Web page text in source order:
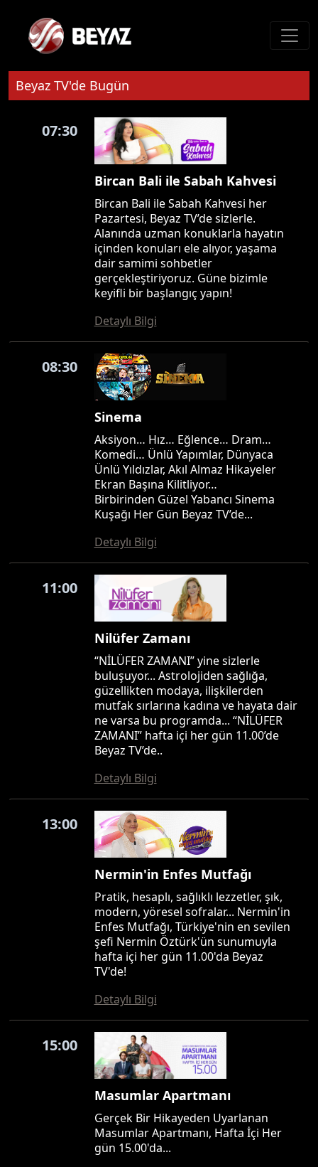
Beyaz TV'de Bugün
07:30
Bircan Bali ile Sabah Kahvesi
Bircan Bali ile Sabah Kahvesi her
Pazartesi, Beyaz TV’de sizlerle.
Alanında uzman konuklarla hayatın
içinden konuları ele alıyor, yaşama
dair samimi sohbetler
gerçekleştiriyoruz. Güne bizimle
keyifli bir başlangıç yapın!
Detaylı Bilgi
08:30
Sinema
Aksiyon… Hız… Eğlence… Dram…
Komedi… Ünlü Yapımlar, Dünyaca
Ünlü Yıldızlar, Akıl Almaz Hikayeler
Ekran Başına Kilitliyor…
Birbirinden Güzel Yabancı Sinema
Kuşağı Her Gün Beyaz TV’de...
Detaylı Bilgi
11:00
Nilüfer Zamanı
“NİLÜFER ZAMANI” yine sizlerle
buluşuyor... Astrolojiden sağlığa,
güzellikten modaya, ilişkilerden
mutfak sırlarına kadına ve hayata dair
ne varsa bu programda... “NİLÜFER
ZAMANI” hafta içi her gün 11.00’de
Beyaz TV’de..
Detaylı Bilgi
13:00
Nermin'in Enfes Mutfağı
Pratik, hesaplı, sağlıklı lezzetler, şık,
modern, yöresel sofralar... Nermin'in
Enfes Mutfağı, Türkiye'nin en sevilen
şefi Nermin Öztürk'ün sunumuyla
hafta içi her gün 11.00'da Beyaz
TV'de!
Detaylı Bilgi
15:00
Masumlar Apartmanı
Gerçek Bir Hikayeden Uyarlanan
Masumlar Apartmanı, Hafta İçi Her
gün 15.00'da...